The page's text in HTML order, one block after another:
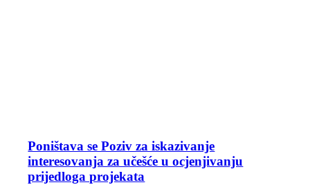
Poništava se Poziv za iskazivanje
interesovanja za učešće u ocjenjivanju
prijedloga projekata